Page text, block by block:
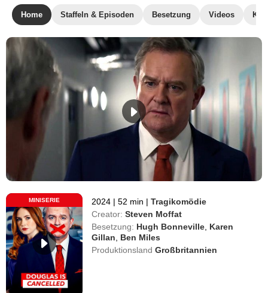
Home Staffeln & Episoden Besetzung Videos
MINISERIE 2024 | 52 min | Tragikomödie
Creator: Steven Moffat
Besetzung: Hugh Bonneville Karen
Gillan
Ben Miles
Produktionsland Großbritannien